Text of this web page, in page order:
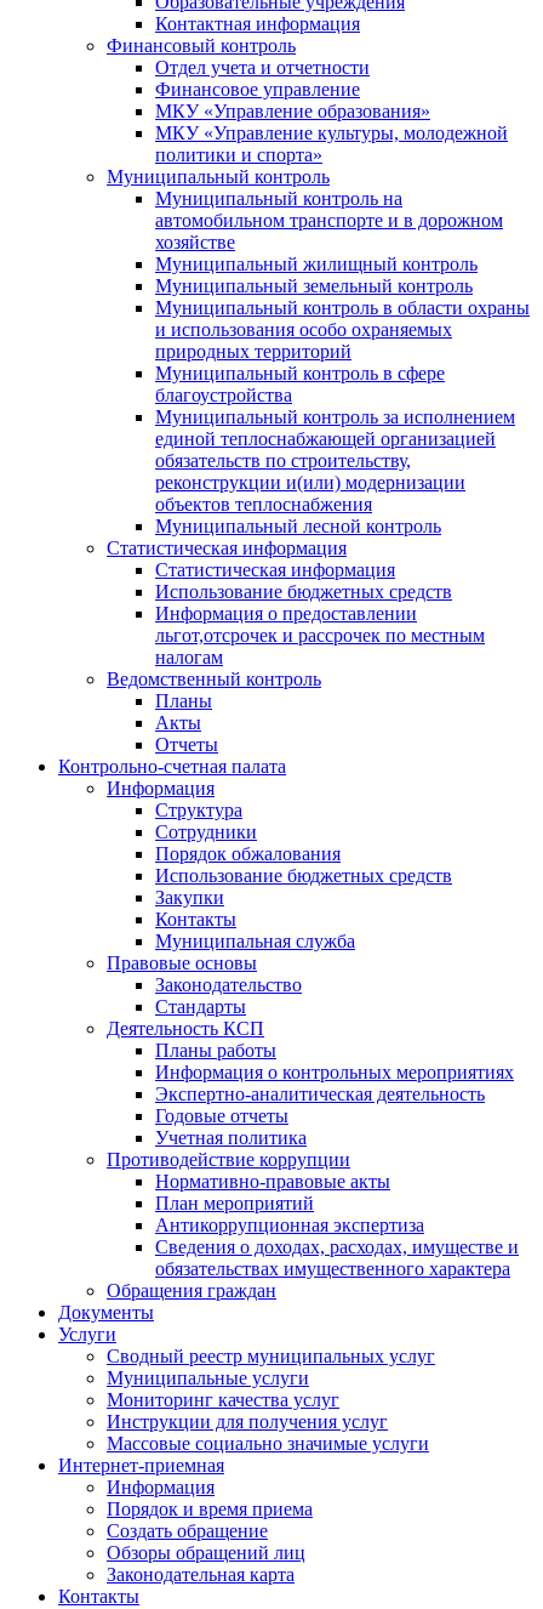
Контактная информация
Финансовый контроль
Отдел учета и отчетности
Финансовое управление
МКУ «Управление образования»
МКУ «Управление культуры, молодежной
политики и спорта»
Муниципальный контроль
Муниципальный контроль на
автомобильном транспорте и в дорожном
хозяйстве
Муниципальный жилищный контроль
Муниципальный земельный контроль
Муниципальный контроль в области охраны
и использования особо охраняемых
природных территорий
Муниципальный контроль в сфере
благоустройства
Муниципальный контроль за исполнением
единой теплоснабжающей организацией
обязательств по строительству,
реконструкции и(или) модернизации
объектов теплоснабжения
Муниципальный лесной контроль
Статистическая информация
Статистическая информация
Использование бюджетных средств
Информация о предоставлении
льгот,отсрочек и рассрочек по местным
налогам
Ведомственный контроль
Планы
Акты
Отчеты
Контрольно-счетная палата
Информация
Структура
Сотрудники
Порядок обжалования
Использование бюджетных средств
Закупки
Контакты
Муниципальная служба
Правовые основы
Законодательство
Стандарты
Деятельность КСП
Планы работы
Информация о контрольных мероприятиях
Экспертно-аналитическая деятельность
Годовые отчеты
Учетная политика
Противодействие коррупции
Нормативно-правовые акты
План мероприятий
Антикоррупционная экспертиза
Сведения о доходах, расходах, имуществе и
обязательствах имущественного характера
Обращения граждан
Документы
Услуги
Сводный реестр муниципальных услуг
Муниципальные услуги
Мониторинг качества услуг
Инструкции для получения услуг
Массовые социально значимые услуги
Интернет-приемная
Информация
Порядок и время приема
Создать обращение
Обзоры обращений лиц
Законодательная карта
Контакты